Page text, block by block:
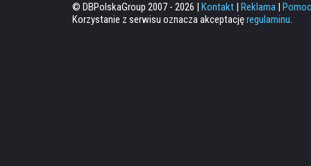
© DBPolskaGroup 2007 - 2026 | Kontakt| Reklama| Pomoc
Korzystanie z serwisu oznacza akceptacjęregulaminu.